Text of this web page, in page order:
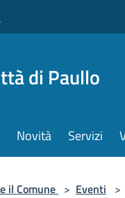
di Paullo
Novità Servizi
il Comune > Eventi >